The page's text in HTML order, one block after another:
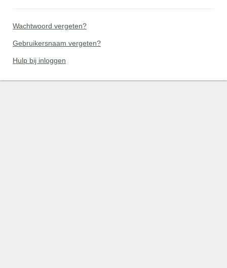
Wachtwoord vergeten?
Gebruikersnaam vergeten?
Hulp bij inloggen